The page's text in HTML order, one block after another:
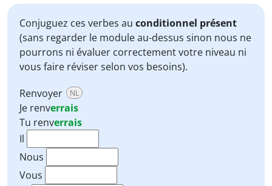
Conjuguez ces verbes au conditionnel présent
(sans regarder le module au-dessus sinon nous ne
pourrons ni évaluer correctement votre niveau ni
vous faire réviser selon vos besoins).
Renvoyer
NL
Je renverrais
Tu renverrais
Il
Nous
Vous